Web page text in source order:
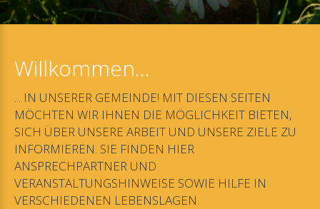
Willkommen...
IN UNSERER GEMEINDE! MIT DIESEN SEITEN
MÖCHTEN WIR IHNEN DIE MÖGLICHKEIT BIETEN,
SICH ÜBER UNSERE ARBEIT UND UNSERE ZIELE ZU
INFORMIEREN. SIE FINDEN HIER
ANSPRECHPARTNER UND
VERANSTALTUNGSHINWEISE SOWIE HILFE IN
VERSCHIEDENEN LEBENSLAGEN.